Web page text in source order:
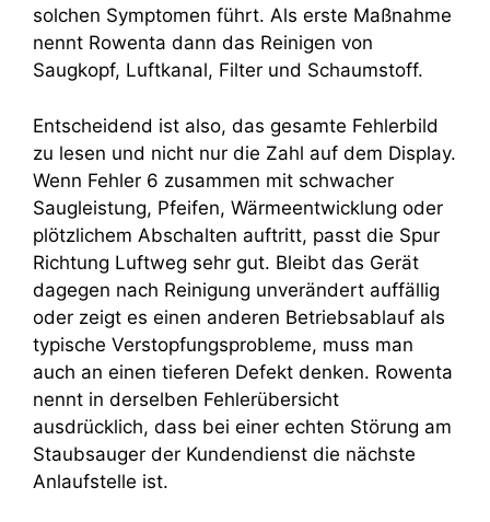
solchen Symptomen führt. Als erste Maßnahme
nennt Rowenta dann das Reinigen von
Saugkopf, Luftkanal, Filter und Schaumstoff.
Entscheidend ist also, das gesamte Fehlerbild
zu lesen und nicht nur die Zahl auf dem Display.
Wenn Fehler 6 zusammen mit schwacher
Saugleistung, Pfeifen, Wärmeentwicklung oder
plötzlichem Abschalten auftritt, passt die Spur
Richtung Luftweg sehr gut. Bleibt das Gerät
dagegen nach Reinigung unverändert auffällig
oder zeigt es einen anderen Betriebsablauf als
typische Verstopfungsprobleme, muss man
auch an einen tieferen Defekt denken. Rowenta
nennt in derselben Fehlerübersicht
ausdrücklich, dass bei einer echten Störung am
Staubsauger der Kundendienst die nächste
Anlaufstelle ist.